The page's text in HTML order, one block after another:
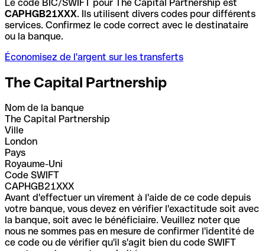
Le code BIC/SWIFT pour The Capital Partnership est
CAPHGB21XXX. Ils utilisent divers codes pour différents
services. Confirmez le code correct avec le destinataire
ou la banque.
Économisez de l'argent sur les transferts
The Capital Partnership
Nom de la banque
The Capital Partnership
Ville
London
Pays
Royaume-Uni
Code SWIFT
CAPHGB21XXX
Avant d'effectuer un virement à l'aide de ce code depuis
votre banque, vous devez en vérifier l'exactitude soit avec
la banque, soit avec le bénéficiaire. Veuillez noter que
nous ne sommes pas en mesure de confirmer l'identité de
ce code ou de vérifier qu'il s'agit bien du code SWIFT